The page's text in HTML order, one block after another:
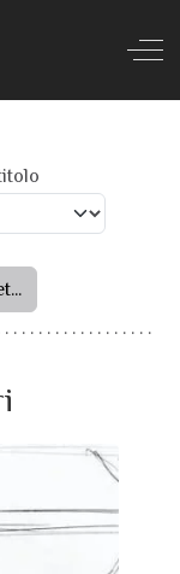
Off-